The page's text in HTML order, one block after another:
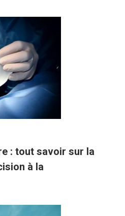
: tout savoir sur la
à la